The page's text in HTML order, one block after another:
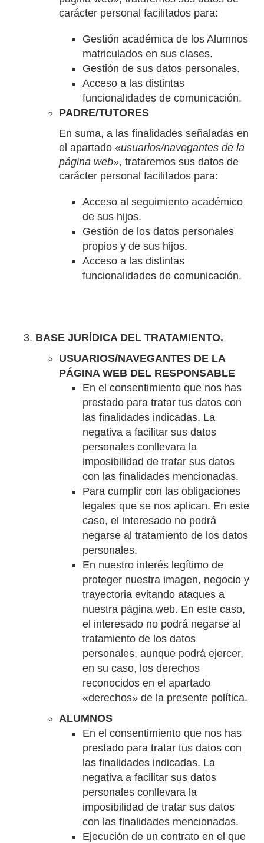
carácter personal facilitados para:
Gestión académica de los Alumnos
matriculados en sus clases.
Gestión de sus datos personales.
Acceso a las distintas
funcionalidades de comunicación.
PADRE/TUTORES
En suma, a las finalidades señaladas en
el apartado «usuarios/navegantes de la
página web», trataremos sus datos de
carácter personal facilitados para:
Acceso al seguimiento académico
de sus hijos.
Gestión de los datos personales
propios y de sus hijos.
Acceso a las distintas
funcionalidades de comunicación.
BASE JURÍDICA DEL TRATAMIENTO.
USUARIOS/NAVEGANTES DE LA
PÁGINA WEB DEL RESPONSABLE
En el consentimiento que nos has
prestado para tratar tus datos con
las finalidades indicadas. La
negativa a facilitar sus datos
personales conllevara la
imposibilidad de tratar sus datos
con las finalidades mencionadas.
Para cumplir con las obligaciones
legales que se nos aplican. En este
caso, el interesado no podrá
negarse al tratamiento de los datos
personales.
En nuestro interés legítimo de
proteger nuestra imagen, negocio y
trayectoria evitando ataques a
nuestra página web. En este caso,
el interesado no podrá negarse al
tratamiento de los datos
personales, aunque podrá ejercer,
en su caso, los derechos
reconocidos en el apartado
«derechos» de la presente política.
ALUMNOS
En el consentimiento que nos has
prestado para tratar tus datos con
las finalidades indicadas. La
negativa a facilitar sus datos
personales conllevara la
imposibilidad de tratar sus datos
con las finalidades mencionadas.
Ejecución de un contrato en el que